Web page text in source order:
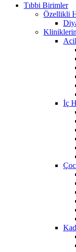
Tıbbi Birimler
Özellikli
İç